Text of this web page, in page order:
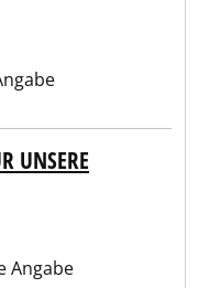
UNSERE
Angabe